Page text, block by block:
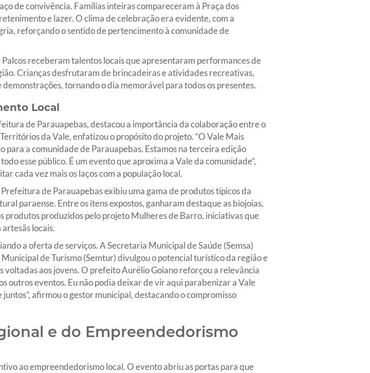
de convivência. Famílias inteiras compareceram à Praça dos
e lazer. O clima de celebração era evidente, com a
reforçando o sentido de pertencimento à comunidade de
receberam talentos locais que apresentaram performances de
Crianças desfrutaram de brincadeiras e atividades recreativas,
tornando o dia memorável para todos os presentes.
Local
de Parauapebas, destacou a importância da colaboração entre o
da Vale, enfatizou o propósito do projeto. “O Vale Mais
a comunidade de Parauapebas. Estamos na terceira edição
esse público. É um evento que aproxima a Vale da comunidade”,
cada vez mais os laços com a população local.
de Parauapebas exibiu uma gama de produtos típicos da
paraense. Entre os itens expostos, ganharam destaque as biojoias,
produtos produzidos pelo projeto Mulheres de Barro, iniciativas que
locais.
a oferta de serviços. A Secretaria Municipal de Saúde (Semsa)
de Turismo (Semtur) divulgou o potencial turístico da região e
voltadas aos jovens. O prefeito Aurélio Goiano reforçou a relevância
outros eventos. Eu não podia deixar de vir aqui parabenizar a Vale
afirmou o gestor municipal, destacando o compromisso
e do Empreendedorismo
ao empreendedorismo local. O evento abriu as portas para que